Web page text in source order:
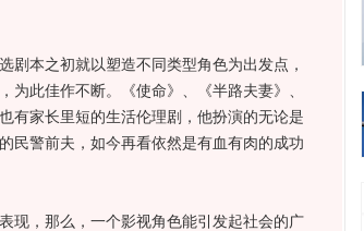
本之初就以塑造不同类型角色为出发点，
为此佳作不断。《使命》、《半路夫妻》、
有家长里短的生活伦理剧，他扮演的无论是
民警前夫，如今再看依然是有血有肉的成功
，那么，一个影视角色能引发起社会的广